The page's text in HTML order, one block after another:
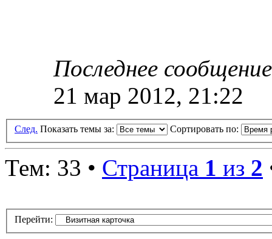
Последнее
21 мар 2012, 21:22
След. Показать темы за: Сортировать по:
Тем: 33 • Страница 1 из 2
Перейти: